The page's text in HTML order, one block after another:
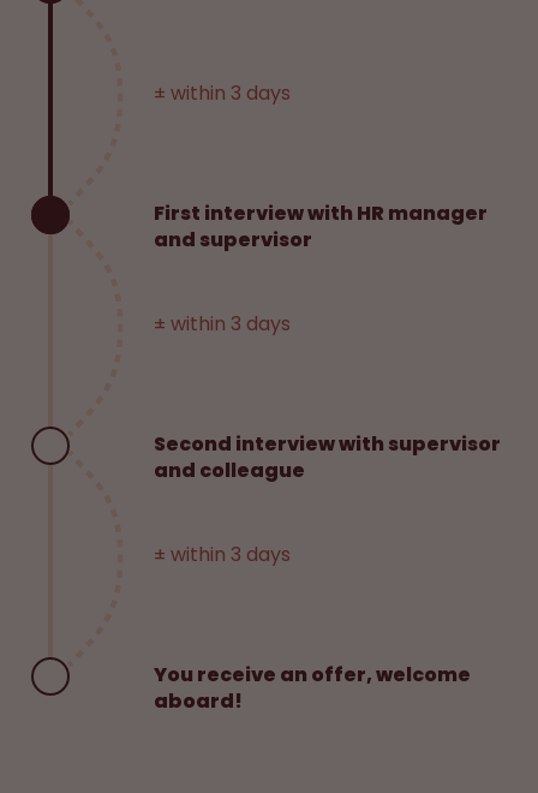
± within 3 days
± within 3 days
First interview with HR manager
and supervisor
± within 3 days
Second interview with supervisor
and colleague
You receive an offer, welcome
aboard!